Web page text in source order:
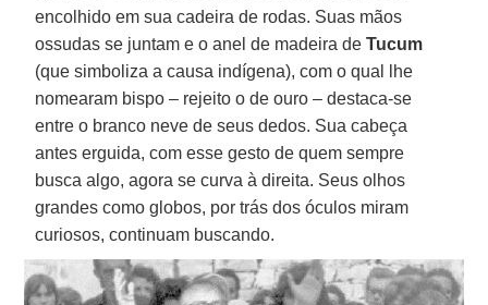
encolhido em sua cadeira de rodas. Suas mãos
ossudas se juntam e o anel de madeira deTucum
(que simboliza a causa indígena), com o qual lhe
nomearam bispo – rejeito o de ouro – destaca-se
entre o branco neve de seus dedos. Sua cabeça
antes erguida, com esse gesto de quem sempre
busca algo, agora se curva à direita. Seus olhos
grandes como globos, por trás dos óculos miram
curiosos, continuam buscando.